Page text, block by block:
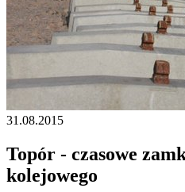
31.08.2015
Topór - czasowe
kolejowego